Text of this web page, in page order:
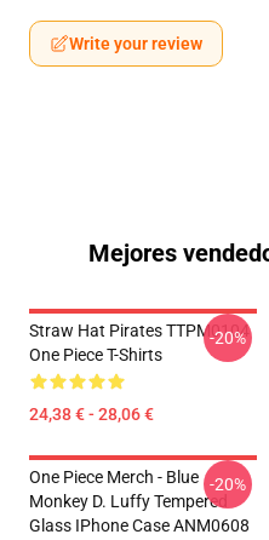
Write your review
Mejores
Straw Hat Pirates TTPM0104
One Piece T-Shirts
24,38 € - 28,06 €
-20%
One Piece Merch - Blue
Monkey D. Luffy Tempered
Glass IPhone Case ANM0608
-20%